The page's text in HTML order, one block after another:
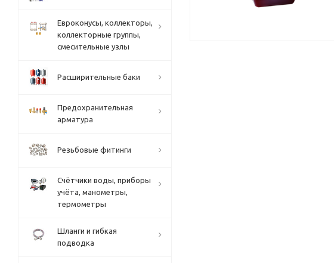
Евроконусы, коллекторы,
коллекторные группы,
смесительные узлы
Расширительные баки
Предохранительная
арматура
Резьбовые фитинги
Счётчики воды, приборы
учёта, манометры,
термометры
Шланги и гибкая
подводка